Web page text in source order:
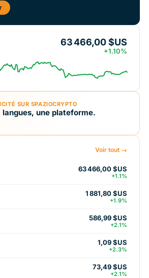
63 466,00 $US
+1.10%
SUR SPAZIOCRYPTO
une plateforme.
Voir tout →
63 466,00 $US
+1.1%
1 881,80 $US
+1.9%
586,99 $US
+2.1%
1,09 $US
+2.3%
73,49 $US
+2.1%